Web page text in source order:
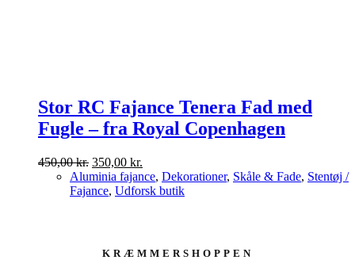
Stor RC Fajance Tenera Fad med
Fugle – fra Royal Copenhagen
450,00kr. Den
oprindelige
pris
350,00 kr.
aktuelle
pris
Aluminia fajance, Dekorationer, Skåle & Fade, Stentøj /
Fajance, Udforsk butik
KRÆMMERSHOPPEN